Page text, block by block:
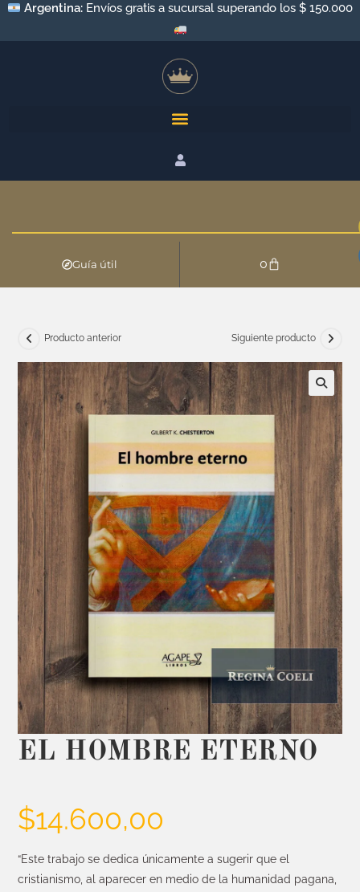
Argentina:Envíos a todo el país por Andreani y Correo
Argentino
Guía útil 0
Producto anterior Siguiente producto
EL HOMBRE ETERNO
$14.600,00
“Este trabajo se dedica únicamente a sugerir que el
cristianismo, al aparecer en medio de la humanidad pagana,